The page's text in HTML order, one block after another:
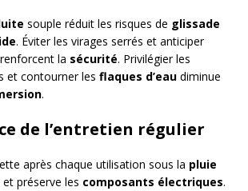
souple réduit les risques de glissade
. Éviter les virages serrés et anticiper
renforcent la sécurité. Privilégier les
et contourner les flaques d’eau diminue
.
de l’entretien régulier
après chaque utilisation sous la pluie
préserve les composants électriques.